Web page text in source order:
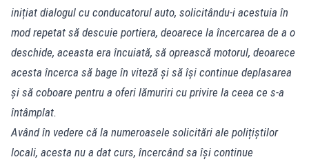
inițiat dialogul cu conducatorul auto, solicitându-i acestuia în
mod repetat să descuie portiera, deoarece la încercarea de a o
deschide, aceasta era încuiată, să oprească motorul, deoarece
acesta încerca să bage în viteză și să își continue deplasarea
și să coboare pentru a oferi lămuriri cu privire la ceea ce s-a
întâmplat.
Având în vedere că la numeroasele solicitări ale polițiștilor
locali, acesta nu a dat curs, încercând sa își continue